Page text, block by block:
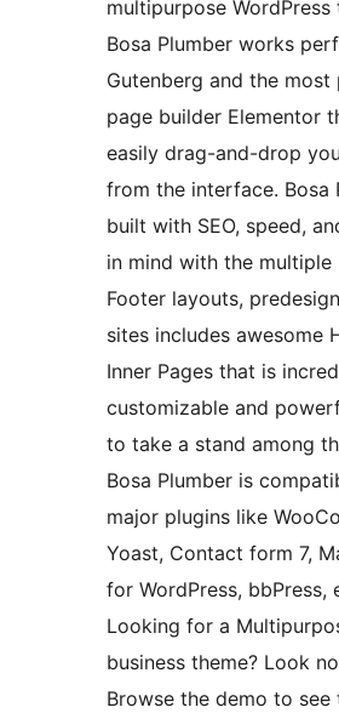
multipurpose WordPress
Bosa Plumber works
Gutenberg and the most
page builder Elementor
easily drag-and-drop
from the interface. Bosa
built with SEO, speed,
in mind with the multiple
Footer layouts,
sites includes awesome
Inner Pages that is
customizable and
to take a stand among
Bosa Plumber is
major plugins like
Yoast, Contact form 7,
for WordPress, bbPress,
Looking for a
business theme? Look
Browse the demo to see